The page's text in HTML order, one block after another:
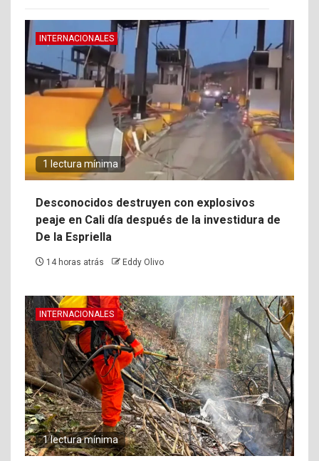
INTERNACIONALES
1 lectura mínima
Desconocidos destruyen con explosivos
peaje en Cali día después de la investidura de
De la Espriella
14 horas atrás Eddy Olivo
INTERNACIONALES
1 lectura mínima